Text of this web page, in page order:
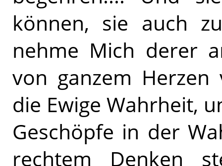
können, sie auch
nehme Mich derer
von ganzem
die Ewige Wahrheit,
Geschöpfe in der
rechtem Denken